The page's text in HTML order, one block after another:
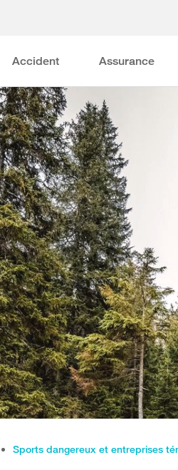
Accident Assurance
Sports dangereux et entreprises